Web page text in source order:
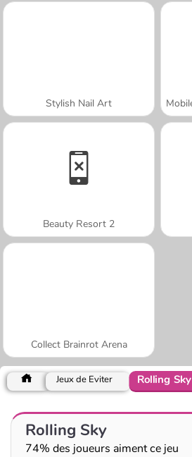
Stylish Nail Art
Beauty Resort 2
Collect Brainrot Arena
Jeux de Éviter Rolling Sky
Rolling Sky
74% des joueurs aiment ce jeu